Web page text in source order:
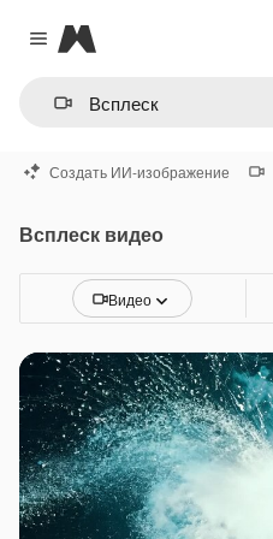
Close menu
Magnific
Создать ИИ-изображение
Всплеск видео
Видео